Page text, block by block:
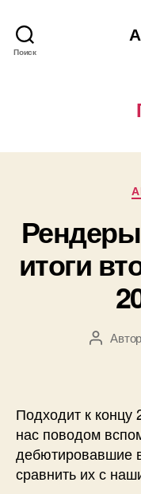
Поиск
итоги
Автор
Подходит к концу
нас поводом
дебютировавшие
сравнить их с